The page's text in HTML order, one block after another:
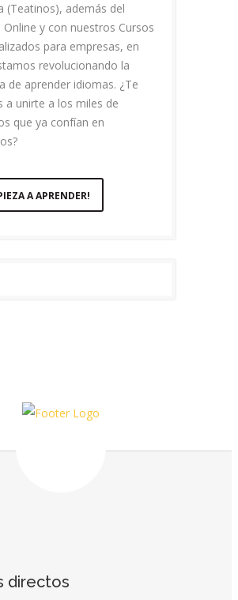
(Teatinos), además del
Online y con nuestros Cursos
para empresas, en
revolucionando la
de aprender idiomas. ¿Te
a unirte a los miles de
que ya confían en
A APRENDER!
directos